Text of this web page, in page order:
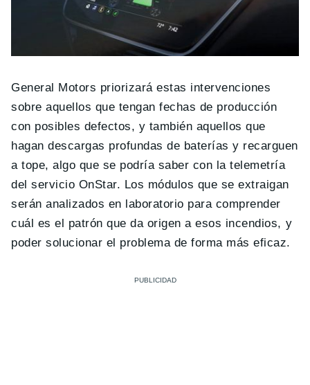
General Motors priorizará estas intervenciones
sobre aquellos que tengan fechas de producción
con posibles defectos, y también aquellos que
hagan descargas profundas de baterías y recarguen
a tope, algo que se podría saber con la telemetría
del servicio OnStar. Los módulos que se extraigan
serán analizados en laboratorio para comprender
cuál es el patrón que da origen a esos incendios, y
poder solucionar el problema de forma más eficaz.